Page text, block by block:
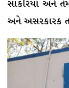
સાકરિયા અને
અને અસરકારક